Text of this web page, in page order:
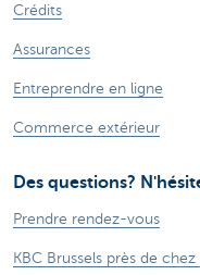
Crédits
Assurances
Entreprendre en ligne
Commerce extérieur
Des questions?
Prendre rendez-vous
KBC Brussels près de chez